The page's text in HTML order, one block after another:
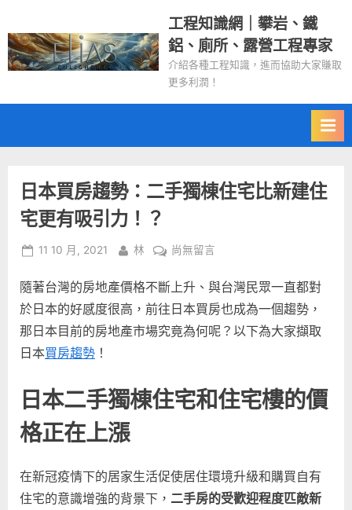
to
content
工程知識網｜攀岩、鐵
鋁、廁所、露營工程專家
介紹各種工程知識，進而協助大家賺取
更多利潤！
日本買房趨勢：二手獨棟住宅比新建住
宅更有吸引力！？
Posted
11 10 月, 2021 By
林
在
本
買
房
趨
手
獨
比
新
尚無留言
隨著台灣的房地產價格不斷上升、與台灣民眾一直都對
於日本的好感度很高，前往日本買房也成為一個趨勢，
那日本目前的房地產市場究竟為何呢？以下為大家擷取
日本買房趨勢 ！
日本二手獨棟住宅和住宅樓的價
格正在上漲
在新冠疫情下的居家生活促使居住環境升級和購買自有
住宅的意識增強的背景下， 二手房的受歡迎程度匹敵新